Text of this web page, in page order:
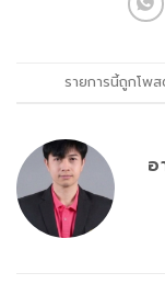
รายการนี้ถูกโพส
อ